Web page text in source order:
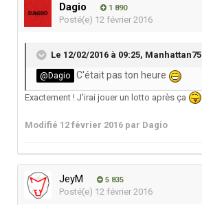
Dagio 1 890
Posté(e) 12 février 2016
Le 12/02/2016 à 09:25, Manhattan75
@Dagio C'était pas ton heure
Exactement ! J'irai jouer un lotto après ça
Modifié 12 février 2016 par Dagio
JeyM 5 835
Posté(e) 12 février 2016